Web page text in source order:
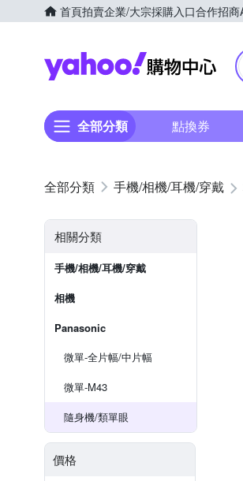
首頁拍賣企業/大宗採購入口合作招商
全部分類 點換券
手機/相機/耳機/穿戴
相關分類
手機/相機/耳機/穿戴
相機
Panasonic
微單-全片幅/中片幅
微單-M43
隨身機/類單眼
價格